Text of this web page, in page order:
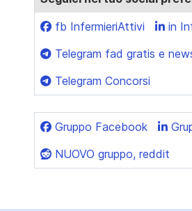
fb InfermieriAttivi
in
Telegram fad gratis e
Telegram Concorsi
Gruppo Facebook
NUOVO gruppo, reddit